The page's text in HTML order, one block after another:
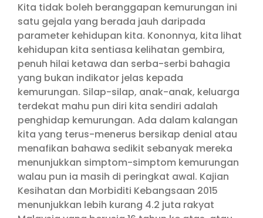
Kita tidak boleh beranggapan kemurungan ini
satu gejala yang berada jauh daripada
parameter kehidupan kita. Kononnya, kita lihat
kehidupan kita sentiasa kelihatan gembira,
penuh hilai ketawa dan serba-serbi bahagia
yang bukan indikator jelas kepada
kemurungan. Silap-silap, anak-anak, keluarga
terdekat mahu pun diri kita sendiri adalah
penghidap kemurungan. Ada dalam kalangan
kita yang terus-menerus bersikap denial atau
menafikan bahawa sedikit sebanyak mereka
menunjukkan simptom-simptom kemurungan
walau pun ia masih di peringkat awal. Kajian
Kesihatan dan Morbiditi Kebangsaan 2015
menunjukkan lebih kurang 4.2 juta rakyat